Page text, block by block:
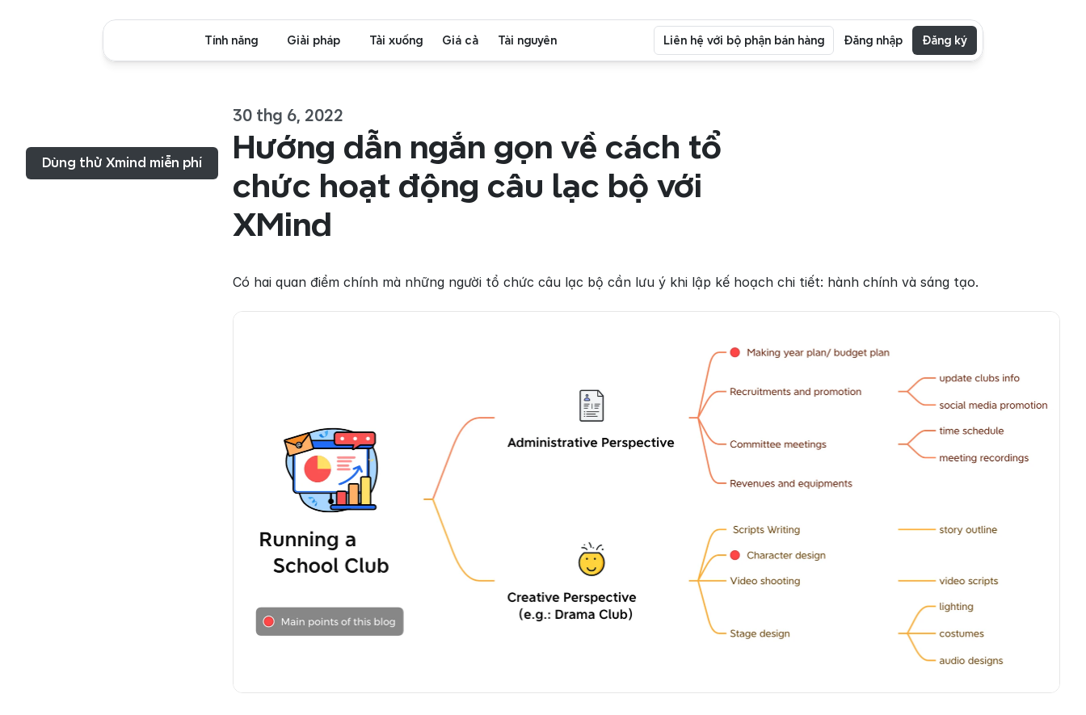
Dùng thử Xmind miễn phí
30 thg 6, 2022
Hướng dẫn ngắn gọn về cách tổ
chức hoạt động câu lạc bộ với
XMind
Có hai quan điểm chính mà những người tổ chức câu lạc bộ cần lưu ý khi lập kế hoạch chi tiết: hành chính và sáng tạo.
Tính năng Giải pháp Tải xuống Giá cả Tài nguyên Liên hệ với bộ phận bán hàng Đăng nhập Đăng ký